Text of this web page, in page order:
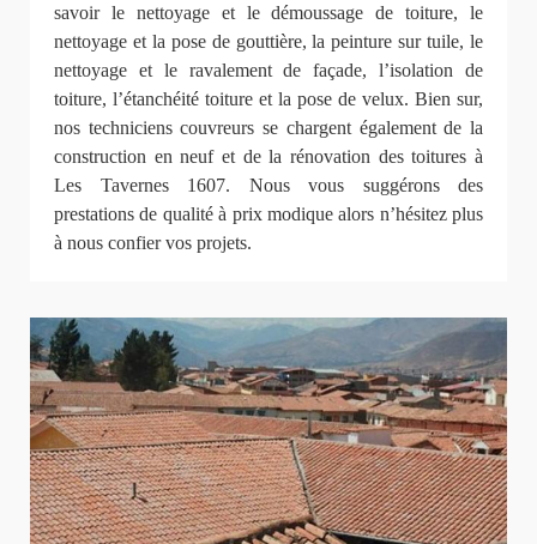
savoir le nettoyage et le démoussage de toiture, le
nettoyage et la pose de gouttière, la peinture sur tuile, le
nettoyage et le ravalement de façade, l’isolation de
toiture, l’étanchéité toiture et la pose de velux. Bien sur,
nos techniciens couvreurs se chargent également de la
construction en neuf et de la rénovation des toitures à
Les Tavernes 1607. Nous vous suggérons des
prestations de qualité à prix modique alors n’hésitez plus
à nous confier vos projets.